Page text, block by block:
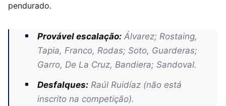
pendurado.
Provável escalação: Álvarez; Rostaing,
Tapia, Franco, Rodas; Soto, Guarderas;
Garro, De La Cruz, Bandiera; Sandoval.
Desfalques: Raúl Ruidíaz (não está
inscrito na competição).